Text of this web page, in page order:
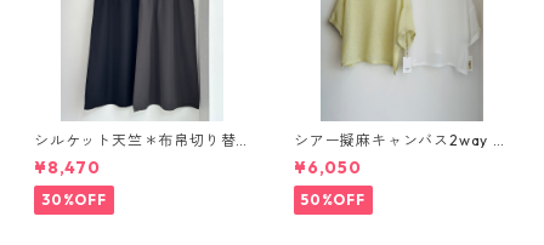
シルケット天竺＊布帛切り替
えone-piece （set up対応）
743916 uncarnet
¥8,470
30%OFF
シアー擬麻キャンバス2way p
¥6,050
50%OFF